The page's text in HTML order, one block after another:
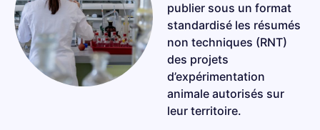
publier sous un format
standardisé les résumés
non techniques (RNT)
des projets
d’expérimentation
animale autorisés sur
leur territoire.
Documents ✕
Résumés non techniques
français de 2013 à 2021